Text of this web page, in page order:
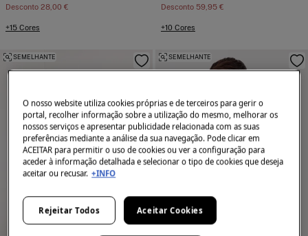
Desconto 28,00 €
+15 Cores
Desconto 59,95 €
+10 Cores
SEMELHANTE SEMELHANTE
O nosso website utiliza cookies próprias e de terceiros para gerir o
portal, recolher informação sobre a utilização do mesmo, melhorar os
nossos serviços e apresentar publicidade relacionada com as suas
preferências mediante a análise da sua navegação. Pode clicar em
ACEITAR para permitir o uso de cookies ou ver a configuração para
aceder à informação detalhada e selecionar o tipo de cookies que deseja
aceitar ou recusar. +INFO
Rejeitar Todos Aceitar Cookies